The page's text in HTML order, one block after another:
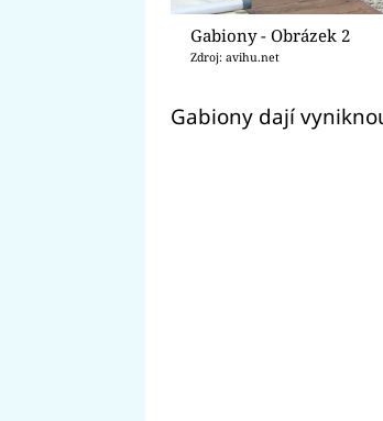
Gabiony - Obrázek 2
Zdroj: avihu.net
Gabiony dají